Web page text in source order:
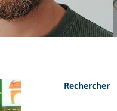
01/10
Rechercher